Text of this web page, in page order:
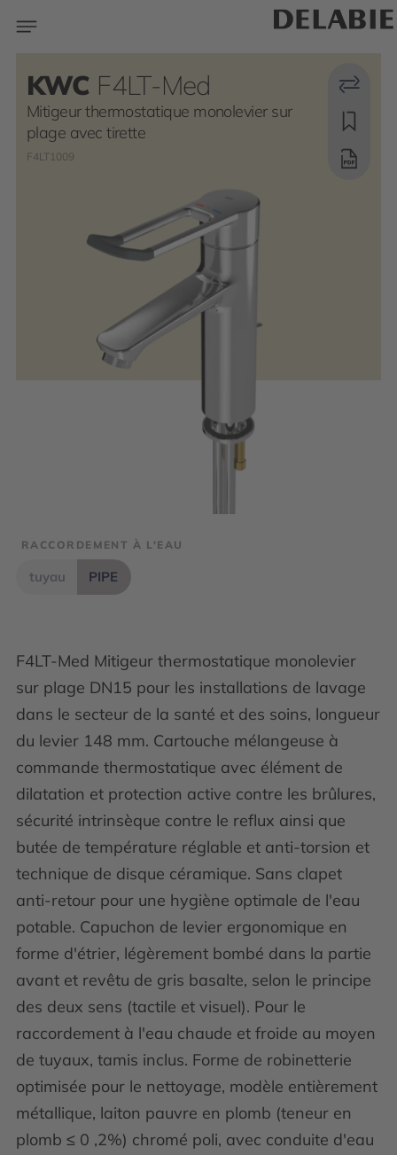
KWC F4LT-Med
Mitigeur thermostatique monolevier sur
plage avec tirette
F4LT1009
F4LT-Med Mitigeur thermostatique monolevier
sur plage DN15 pour les installations de lavage
dans le secteur de la santé et des soins, longueur
du levier 148 mm. Cartouche mélangeuse à
commande thermostatique avec élément de
dilatation et protection active contre les brûlures,
sécurité intrinsèque contre le reflux ainsi que
butée de température réglable et anti-torsion et
technique de disque céramique. Sans clapet
anti-retour pour une hygiène optimale de l'eau
potable. Capuchon de levier ergonomique en
forme d'étrier, légèrement bombé dans la partie
avant et revêtu de gris basalte, selon le principe
des deux sens (tactile et visuel). Pour le
raccordement à l'eau chaude et froide au moyen
de tuyaux, tamis inclus. Forme de robinetterie
optimisée pour le nettoyage, modèle entièrement
métallique, laiton pauvre en plomb (teneur en
plomb ≤ 0 ,2%) chromé poli, avec conduite d'eau
RACCORDEMENT À L'EAU
tuyau PIPE